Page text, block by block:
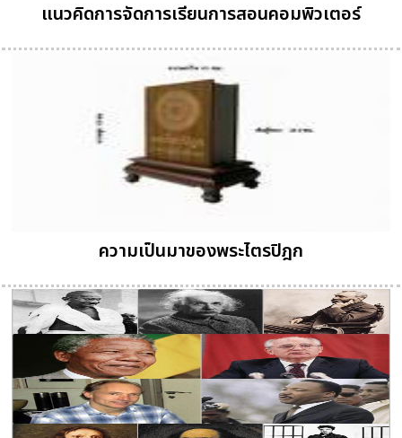
แนวคิดการจัดการเรียนการสอนคอมพิวเตอร์
ความเป็นมาของพระไตรปิฎก